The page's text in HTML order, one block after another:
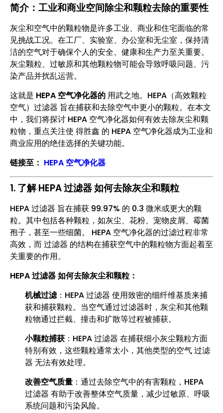
简介：工业和商业空间除尘和颗粒去除的重要性
灰尘和空气中的颗粒物是许多工业、商业和住宅面临的常
见挑战工况。在工厂、实验室、办公室和无尘室，保持清
洁的空气对于确保个人的安全、健康和生产力至关重要。
灰尘颗粒、过敏原和其他颗粒物可能会导致呼吸问题、污
染产品并扰乱运营。
这就是 HEPA 空气净化器的 用武之地。HEPA（高效颗粒
空气）过滤器 旨在捕获和去除空气中更小的颗粒。在本文
中，我们将探讨 HEPA 空气净化器如何有效去除灰尘和颗
粒物，重点关注使 得胜鑫 的 HEPA 空气净化器成为工业和
商业应用的绝佳选择的关键功能。
链接至： HEPA 空气净化器
1. 了解 HEPA 过滤器 如何去除灰尘和颗粒
HEPA 过滤器 旨在捕获 99.97% 的 0.3 微米或更大的颗
粒。其中包括各种颗粒，如灰尘、花粉、宠物皮屑、霉菌
孢子，甚至一些细菌。 HEPA 空气净化器的过滤过程非常
高效，而 过滤器 的结构在捕获空气中的颗粒物方面起着至
关重要的作用。
HEPA 过滤器 如何去除灰尘和颗粒：
机械过滤：HEPA 过滤器 使用致密的细纤维基质来捕
获和捕获颗粒。当空气通过过滤器时，灰尘和其他颗
粒物通过拦截、撞击和扩散等过程被捕获。
小颗粒捕获 ：HEPA 过滤器 在捕获细小灰尘颗粒方面
特别有效，这些颗粒通常太小，其他类型的空气 过滤
器 无法有效处理。
改善空气质量 ：通过去除空气中的有害颗粒，HEPA
过滤器 有助于改善整体空气质量，减少过敏原、呼吸
系统问题和污染风险。